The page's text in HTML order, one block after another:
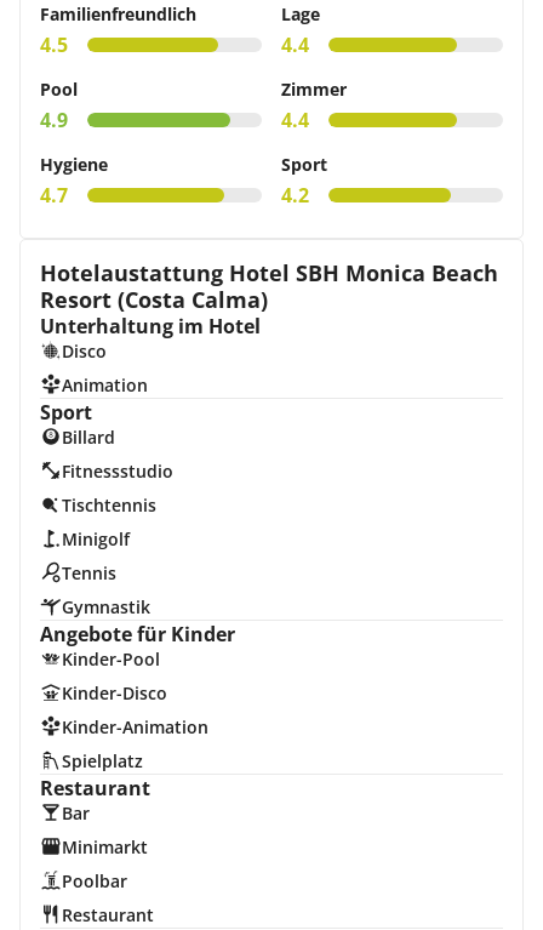
Familienfreundlich
4.5
Lage
4.4
Pool
4.9
Zimmer
4.4
Hygiene
4.7
Sport
4.2
Hotelaustattung Hotel SBH Monica Beach
Resort (Costa Calma)
Unterhaltung im Hotel
Disco
Animation
Sport
Billard
Fitnessstudio
Tischtennis
Minigolf
Tennis
Gymnastik
Angebote für Kinder
Kinder-Pool
Kinder-Disco
Kinder-Animation
Spielplatz
Restaurant
Bar
Minimarkt
Poolbar
Restaurant